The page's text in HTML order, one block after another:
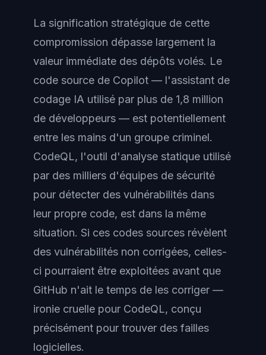
La signification stratégique de cette
compromission dépasse largement la
valeur immédiate des dépôts volés. Le
code source de Copilot — l'assistant de
codage IA utilisé par plus de 1,8 million
de développeurs — est potentiellement
entre les mains d'un groupe criminel.
CodeQL, l'outil d'analyse statique utilisé
par des milliers d'équipes de sécurité
pour détecter des vulnérabilités dans
leur propre code, est dans la même
situation. Si ces codes sources révèlent
des vulnérabilités non corrigées, celles-
ci pourraient être exploitées avant que
GitHub n'ait le temps de les corriger —
ironie cruelle pour CodeQL, conçu
précisément pour trouver des failles
logicielles.